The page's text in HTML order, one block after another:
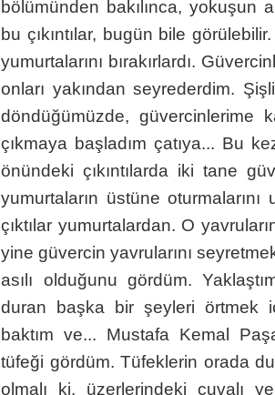
bölümünden bakılınca, yokuşun
bu çıkıntılar, bugün bile
yumurtalarını bırakırlardı.
onları yakından seyrederdim.
döndüğümüzde, güvercinlerime
çıkmaya başladım çatıya... Bu
önündeki çıkıntılarda iki tane
yumurtaların üstüne
çıktılar yumurtalardan. O
yine güvercin yavrularını
asılı olduğunu gördüm.
duran başka bir şeyleri örtmek
baktım ve... Mustafa Kemal
tüfeği gördüm. Tüfeklerin orada
olmalı ki, üzerlerindeki çuvalı